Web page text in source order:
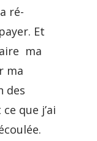
ré-
Et
ma
ma
des
que j’ai